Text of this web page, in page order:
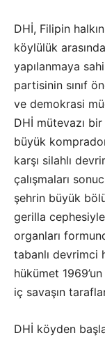
DHİ, Filipin
köylülük
yapılanmaya
partisinin sınıf
ve demokrasi
DHİ mütevazı
büyük
karşı silahlı
çalışmaları
şehrin büyük
gerilla
organları
tabanlı devrimci
hükümet
iç savaşın
DHİ köyden